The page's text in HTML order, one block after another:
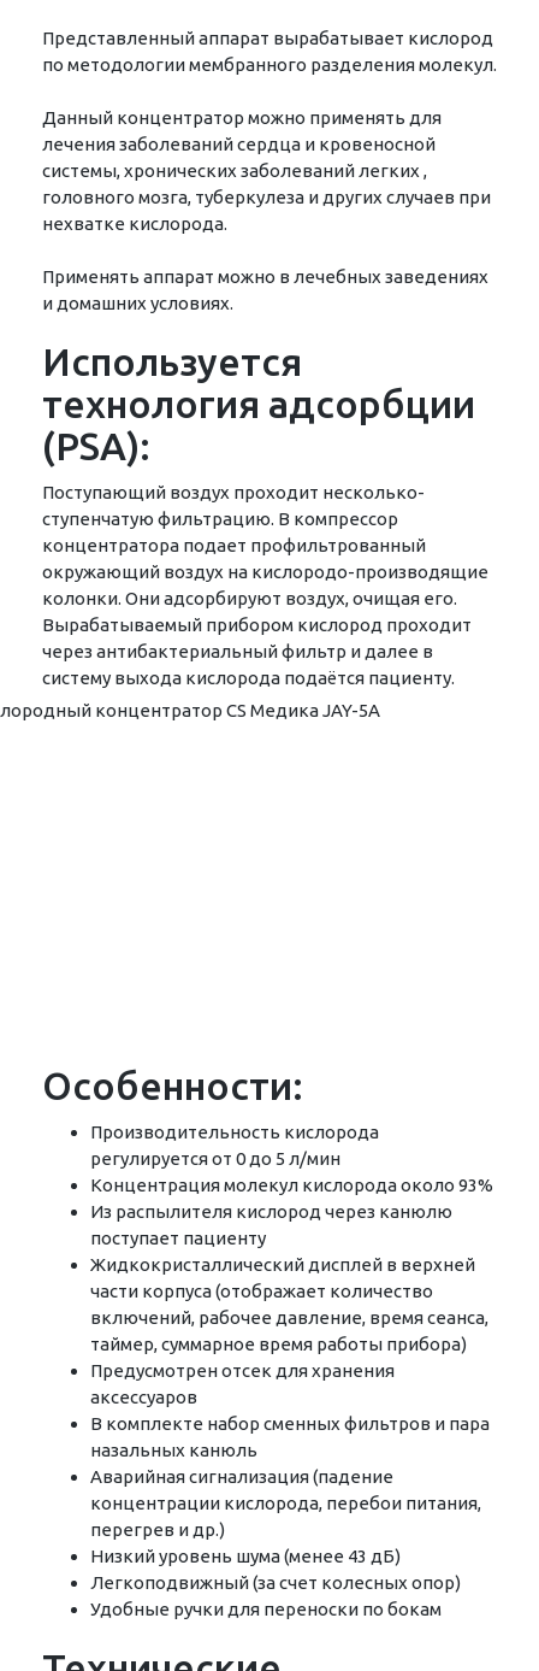
Представленный аппарат вырабатывает кислород
по методологии мембранного разделения молекул.
Данный концентратор можно применять для
лечения заболеваний сердца и кровеносной
системы, хронических заболеваний легких ,
головного мозга, туберкулеза и других случаев при
нехватке кислорода.
Применять аппарат можно в лечебных заведениях
и домашних условиях.
Используется
технология адсорбции
(PSA):
Поступающий воздух проходит несколько-
ступенчатую фильтрацию. В компрессор
концентратора подает профильтрованный
окружающий воздух на кислородо-производящие
колонки. Они адсорбируют воздух, очищая его.
Вырабатываемый прибором кислород проходит
через антибактериальный фильтр и далее в
систему выхода кислорода подаётся пациенту.
Особенности:
Производительность кислорода
регулируется от 0 до 5 л/мин
Концентрация молекул кислорода около 93%
Из распылителя кислород через канюлю
поступает пациенту
Жидкокристаллический дисплей в верхней
части корпуса (отображает количество
включений, рабочее давление, время сеанса,
таймер, суммарное время работы прибора)
Предусмотрен отсек для хранения
аксессуаров
В комплекте набор сменных фильтров и пара
назальных канюль
Аварийная сигнализация (падение
концентрации кислорода, перебои питания,
перегрев и др.)
Низкий уровень шума (менее 43 дБ)
Легкоподвижный (за счет колесных опор)
Удобные ручки для переноски по бокам